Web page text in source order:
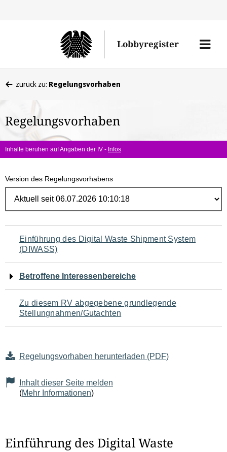
Lobbyregister
Menü
befinden
hier:
zurück zu: Regelungsvorhaben
Regelungsvorhaben
Inhalte beruhen auf Angaben der IV - Infos
Version des Regelungsvorhabens
Navigation
für
den
Seiteninhalt
Einführung des Digital Waste Shipment System
(DIWASS)
Betroffene Interessenbereiche
Zu diesem RV abgegebene grundlegende
Stellungnahmen/Gutachten
Regelungsvorhaben herunterladen (PDF)
Inhalt dieser Seite melden
(Mehr Informationen)
Einführung des Digital Waste